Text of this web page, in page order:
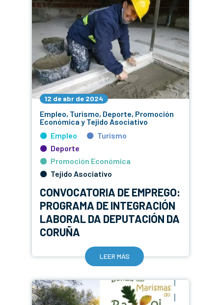
12 de abr de 2024
Empleo, Turismo, Deporte, Promoción
Económica y Tejido Asociativo
Empleo
Turismo
Deporte
Promoción Económica
Tejido Asociativo
CONVOCATORIA DE EMPREGO:
PROGRAMA DE INTEGRACIÓN
LABORAL DA DEPUTACIÓN DA
CORUÑA
LEER MÁS